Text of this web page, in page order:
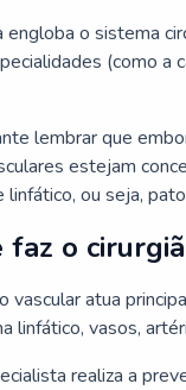
engloba o sistema
(como a
lembrar que
estejam
linfático, ou seja,
faz o
vascular atua
linfático, vasos,
realiza a